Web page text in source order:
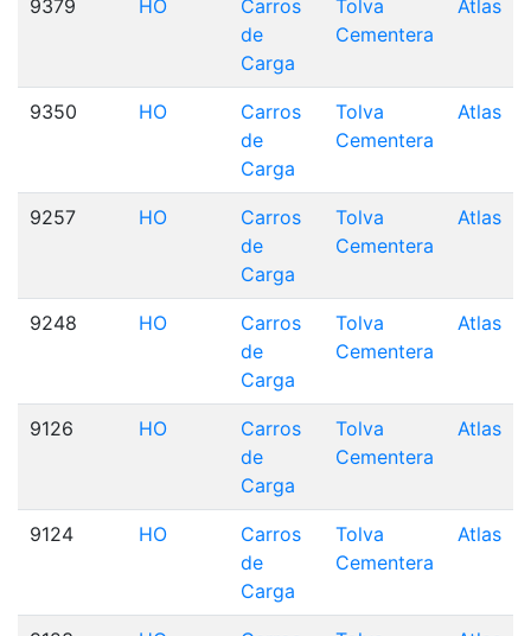
9379 HO
Carros
de
Carga
Tolva
Cementera
Atlas
9350 HO
Carros
de
Carga
Tolva
Cementera
Atlas
9257 HO
Carros
de
Carga
Tolva
Cementera
Atlas
9248 HO
Carros
de
Carga
Tolva
Cementera
Atlas
9126 HO
Carros
de
Carga
Tolva
Cementera
Atlas
9124 HO
Carros
de
Carga
Tolva
Cementera
Atlas